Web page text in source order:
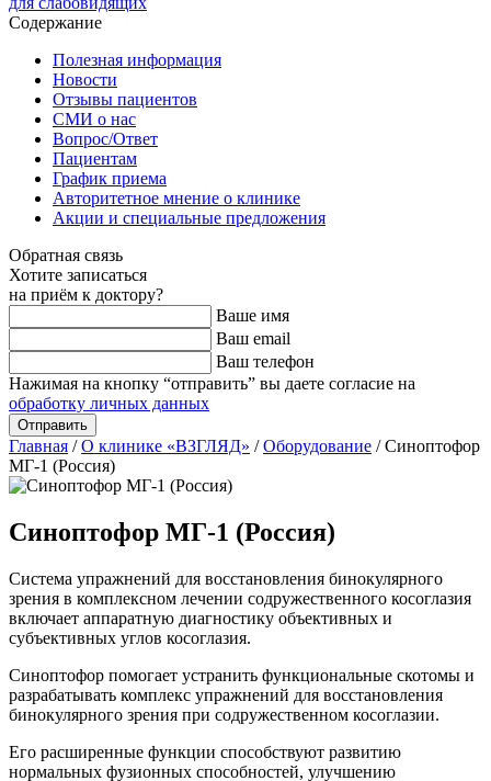
Содержание
Полезная информация
Новости
Отзывы пациентов
СМИ о нас
Вопрос/Ответ
Пациентам
График приема
Авторитетное мнение о клинике
Акции и специальные предложения
Обратная связь
Хотите записаться
на приём к доктору?
Ваше имя
Ваш email
Ваш телефон
Нажимая на кнопку “отправить” вы даете согласие на
обработку личных данных
Главная / О клинике «ВЗГЛЯД» / Оборудование / Синоптофор
МГ-1 (Россия)
Синоптофор МГ-1 (Россия)
Система упражнений для восстановления бинокулярного
зрения в комплексном лечении содружественного косоглазия
включает аппаратную диагностику объективных и
субъективных углов косоглазия.
Синоптофор помогает устранить функциональные скотомы и
разрабатывать комплекс упражнений для восстановления
бинокулярного зрения при содружественном косоглазии.
Его расширенные функции способствуют развитию
нормальных фузионных способностей, улучшению